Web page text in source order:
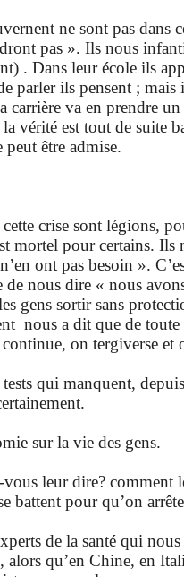
ne sont pas dans
pas ». Ils nous
. Dans leur école ils
parler ils pensent ; mais
va en prendre
vérité est tout de suite
être admise.
crise sont légions,
mortel pour certains.
ont pas besoin ».
nous dire « nous
gens sortir sans
nous a dit que de toute
on tergiverse et
qui manquent,
sur la vie des gens.
leur dire? comment
battent pour qu’on
de la santé qui
alors qu’en Chine, en